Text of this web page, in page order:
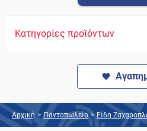
Κατηγορίες προϊόντων
Αρχική > Παντοπωλείο > Είδη